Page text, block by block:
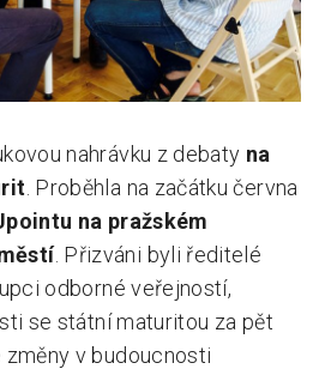
nahrávku z debaty na
. Proběhla na začátku června
na pražském
. Přizváni byli ředitelé
odborné veřejností,
se státní maturitou za pět
v budoucnosti